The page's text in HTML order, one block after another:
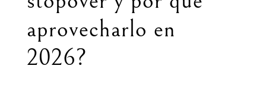
aprovecharlo en
2026?